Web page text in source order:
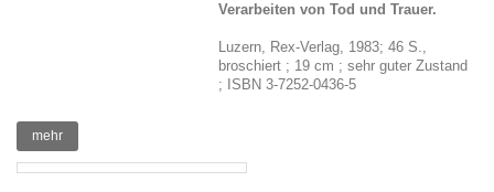
Verarbeiten von Tod und Trauer.
Luzern, Rex-Verlag, 1983; 46 S.,
broschiert ; 19 cm ; sehr guter Zustand
; ISBN 3-7252-0436-5
mehr